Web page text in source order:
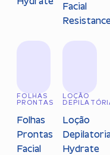
Facial
FOLHAS
PRONTAS
Folhas
Prontas
Facial
LOÇÃO
Loção
Hydrate